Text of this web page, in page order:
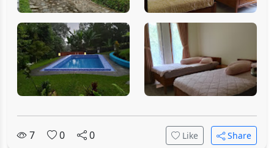
7 0 0 Like Share